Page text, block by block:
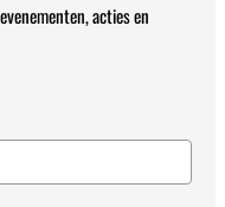
acties en